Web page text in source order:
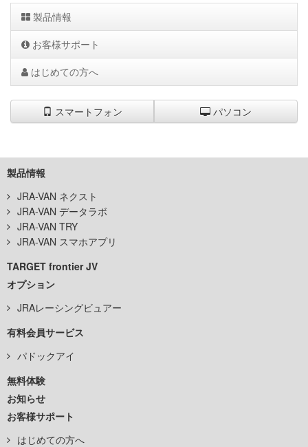
製品情報
お客様サポート
はじめての方へ
スマートフォン パソコン
製品情報
JRA-VAN ネクスト
JRA-VAN データラボ
JRA-VAN TRY
JRA-VAN スマホアプリ
TARGET frontier JV
オプション
JRAレーシングビュアー
有料会員サービス
パドックアイ
無料体験
お知らせ
お客様サポート
はじめての方へ